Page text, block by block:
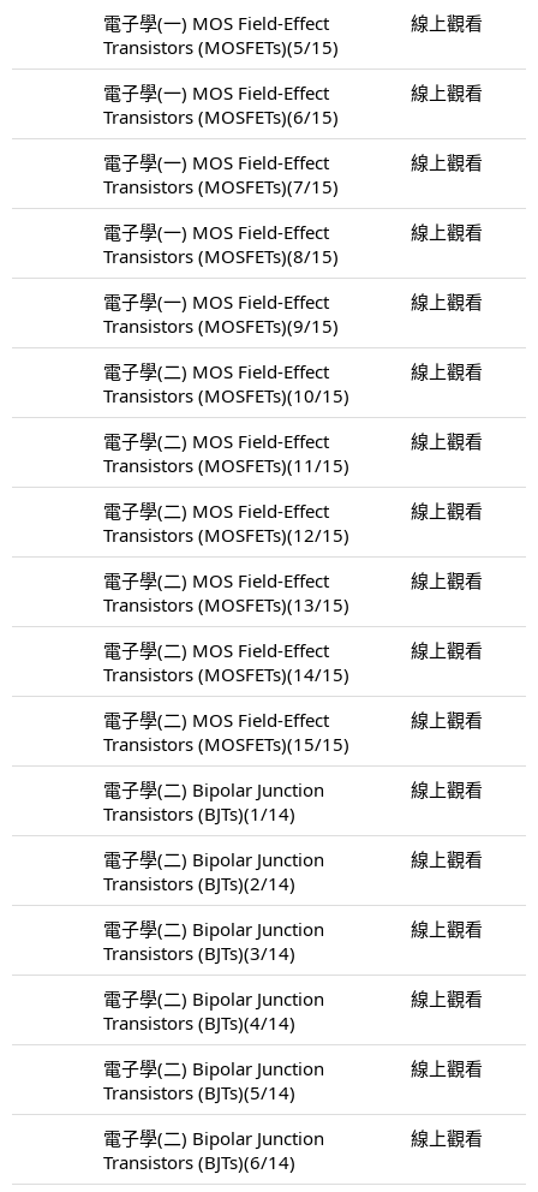
電子學(一) MOS Field-Effect
Transistors (MOSFETs)(5/15)
線上觀看
電子學(一) MOS Field-Effect
Transistors (MOSFETs)(6/15)
線上觀看
電子學(一) MOS Field-Effect
Transistors (MOSFETs)(7/15)
線上觀看
電子學(一) MOS Field-Effect
Transistors (MOSFETs)(8/15)
線上觀看
電子學(一) MOS Field-Effect
Transistors (MOSFETs)(9/15)
線上觀看
電子學(二) MOS Field-Effect
Transistors (MOSFETs)(10/15)
線上觀看
電子學(二) MOS Field-Effect
Transistors (MOSFETs)(11/15)
線上觀看
電子學(二) MOS Field-Effect
Transistors (MOSFETs)(12/15)
線上觀看
電子學(二) MOS Field-Effect
Transistors (MOSFETs)(13/15)
線上觀看
電子學(二) MOS Field-Effect
Transistors (MOSFETs)(14/15)
線上觀看
電子學(二) MOS Field-Effect
Transistors (MOSFETs)(15/15)
線上觀看
電子學(二) Bipolar Junction
Transistors (BJTs)(1/14)
線上觀看
電子學(二) Bipolar Junction
Transistors (BJTs)(2/14)
線上觀看
電子學(二) Bipolar Junction
Transistors (BJTs)(3/14)
線上觀看
電子學(二) Bipolar Junction
Transistors (BJTs)(4/14)
線上觀看
電子學(二) Bipolar Junction
Transistors (BJTs)(5/14)
線上觀看
電子學(二) Bipolar Junction
Transistors (BJTs)(6/14)
線上觀看